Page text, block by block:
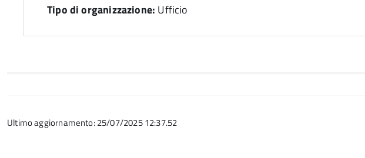
Tipo di organizzazione: Ufficio
Ultimo aggiornamento: 25/07/2025 12:37.52